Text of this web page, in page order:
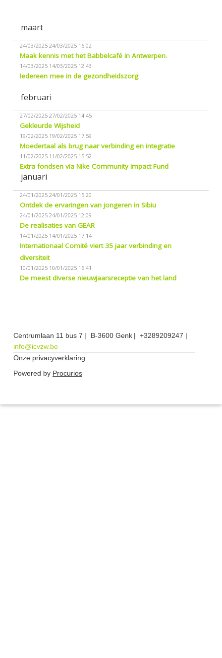
maart
24/03/2025 24/03/2025 16:02
Maak kennis met het Babbelcafé in Antwerpen.
14/03/2025 14/03/2025 12:43
Iedereen mee in de gezondheidszorg
februari
27/02/2025 27/02/2025 14:45
Gekleurde Wijsheid
19/02/2025 19/02/2025 17:59
Moedertaal als brug naar verbinding en integratie
11/02/2025 11/02/2025 15:52
Extra fondsen via Nike Community Impact Fund
januari
24/01/2025 24/01/2025 15:20
Ontdek de ervaringen van jongeren in Sibiu
24/01/2025 24/01/2025 12:09
De realisaties van GEAR
14/01/2025 14/01/2025 17:14
Internationaal Comité viert 35 jaar verbinding en
diversiteit
10/01/2025 10/01/2025 16:41
De meest diverse nieuwjaarsreceptie van het land
Centrumlaan 11 bus 7 B-3600 Genk
+3289209247
info@icvzw.be
Onze privacyverklaring
Powered by Procurios